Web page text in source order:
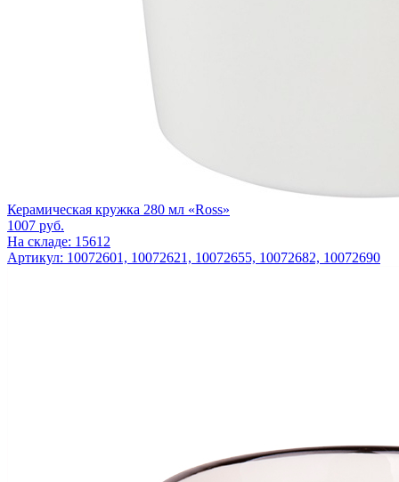
Керамическая кружка 280 мл «Ross»
1007 руб.
На складе: 15612
Артикул: 10072601, 10072621, 10072655, 10072682, 10072690